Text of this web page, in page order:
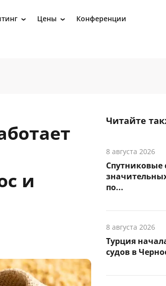
› Цены › Конференции
и
Читайте
8 августа 2026
Спутниковые
по...
8 августа 2026
Турция
судов в